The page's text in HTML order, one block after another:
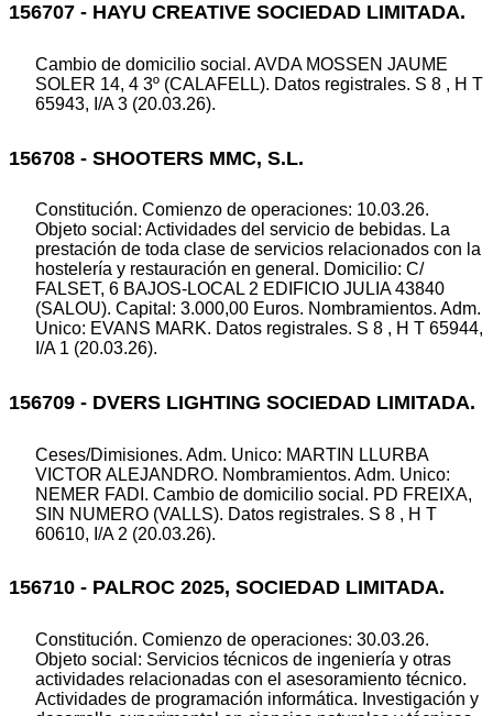
156707 - HAYU CREATIVE SOCIEDAD LIMITADA.
Cambio de domicilio social. AVDA MOSSEN JAUME
SOLER 14, 4 3º (CALAFELL). Datos registrales. S 8 , H T
65943, I/A 3 (20.03.26).
156708 - SHOOTERS MMC, S.L.
Constitución. Comienzo de operaciones: 10.03.26.
Objeto social: Actividades del servicio de bebidas. La
prestación de toda clase de servicios relacionados con la
hostelería y restauración en general. Domicilio: C/
FALSET, 6 BAJOS-LOCAL 2 EDIFICIO JULIA 43840
(SALOU). Capital: 3.000,00 Euros. Nombramientos. Adm.
Unico: EVANS MARK. Datos registrales. S 8 , H T 65944,
I/A 1 (20.03.26).
156709 - DVERS LIGHTING SOCIEDAD LIMITADA.
Ceses/Dimisiones. Adm. Unico: MARTIN LLURBA
VICTOR ALEJANDRO. Nombramientos. Adm. Unico:
NEMER FADI. Cambio de domicilio social. PD FREIXA,
SIN NUMERO (VALLS). Datos registrales. S 8 , H T
60610, I/A 2 (20.03.26).
156710 - PALROC 2025, SOCIEDAD LIMITADA.
Constitución. Comienzo de operaciones: 30.03.26.
Objeto social: Servicios técnicos de ingeniería y otras
actividades relacionadas con el asesoramiento técnico.
Actividades de programación informática. Investigación y